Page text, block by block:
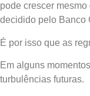
pode crescer
decidido pelo Banco
É por isso que as
Em alguns
turbulências futuras.